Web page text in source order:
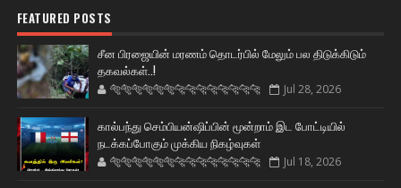
FEATURED POSTS
சீன பிரஜையின் மரணம் தொடர்பில் மேலும் பல திடுக்கிடும்
தகவல்கள்..!
🐅🐅🐅🐅🐅🐅🐆🐆🐆🐆🐆🐆🐆🐆 Jul 28, 2026
கால்பந்து செம்பியன்ஷிப்பின் மூன்றாம் இட போட்டியில்
நடக்கப்போகும் முக்கிய நிகழ்வுகள்
🐅🐅🐅🐅🐅🐅🐆🐆🐆🐆🐆🐆🐆🐆 Jul 18, 2026